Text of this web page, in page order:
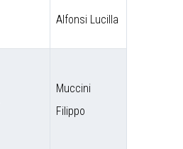
Alfonsi Lucilla
Muccini
Filippo